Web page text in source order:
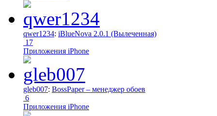
qwer1234: iBlueNova 2.0.1 (Вылеченная)
17
Приложения iPhone
gleb007: BossPaper – менеджер обоев
6
Приложения iPhone